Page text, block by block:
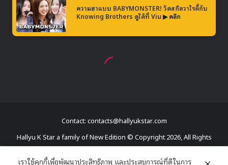
Contact: contacts@hallyukstar.com
Hallyu K Star a family of New Edition © Copyright 2026, All Rights
เราใช้คุกกี้เพื่อพัฒนาประสิทธิภาพ และประสบการณ์ที่ดีในการ